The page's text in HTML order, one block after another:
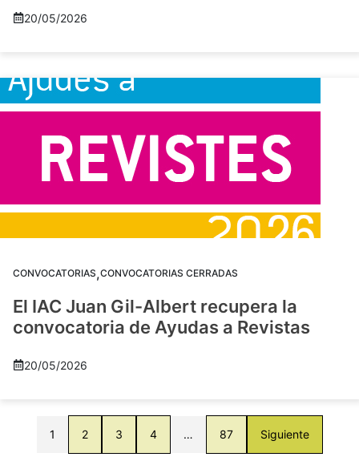
20/05/2026
CONVOCATORIAS,CONVOCATORIAS CERRADAS
El IAC Juan Gil-Albert recupera la
convocatoria de Ayudas a Revistas
20/05/2026
1 2 3 4 … 87 Siguiente